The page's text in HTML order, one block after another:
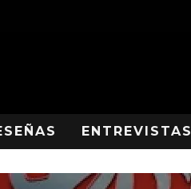
ENTREVISTAS